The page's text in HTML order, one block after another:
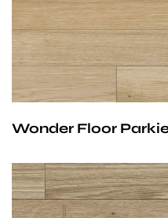
Natur, Avantgard lub
Wonder Floor